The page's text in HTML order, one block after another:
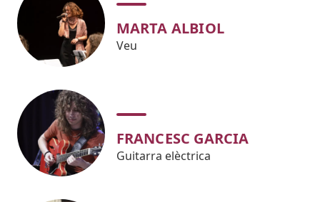
MARTA ALBIOL
Veu
FRANCESC GARCIA
Guitarra elèctrica